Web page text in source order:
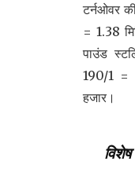
टर्नओवर
= 1.38
पाउंड
190/1 =
हजार।